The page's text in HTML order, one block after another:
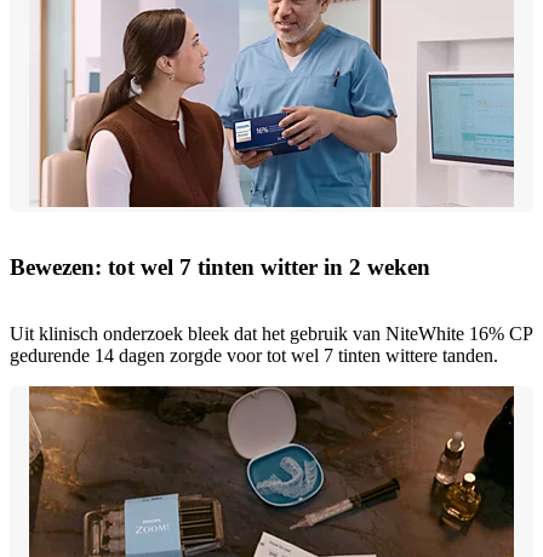
Bewezen: tot wel 7 tinten witter in 2 weken
Uit klinisch onderzoek bleek dat het gebruik van NiteWhite 16% CP
gedurende 14 dagen zorgde voor tot wel 7 tinten wittere tanden.